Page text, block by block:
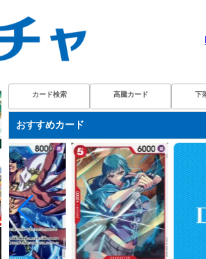
カード検索 高騰カード 下
おすすめカード